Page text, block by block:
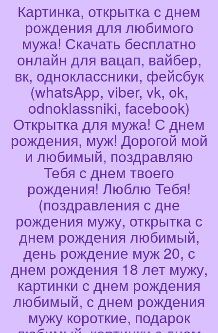
Картинка, открытка с днем
рождения для любимого
мужа! Скачать бесплатно
онлайн для вацап, вайбер,
вк, одноклассники, фейсбук
(whatsApp, viber, vk, ok,
odnoklassniki, facebook)
Открытка для мужа! С днем
рождения, муж! Дорогой мой
и любимый, поздравляю
Тебя с днем твоего
рождения! Люблю Тебя!
(поздравления с дне
рождения мужу, открытка с
днем рождения любимый,
день рождение муж 20, с
днем рождения 18 лет мужу,
картинки с днем рождения
любимый, с днем рождения
мужу короткие, подарок